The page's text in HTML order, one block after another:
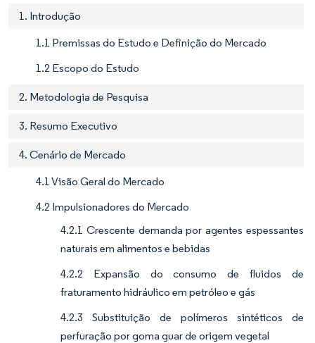
1. Introdução
1.1 Premissas do Estudo e Definição do Mercado
1.2 Escopo do Estudo
2. Metodologia de Pesquisa
3. Resumo Executivo
4. Cenário de Mercado
4.1 Visão Geral do Mercado
4.2 Impulsionadores do Mercado
4.2.1 Crescente demanda por agentes espessantes
naturais em alimentos e bebidas
4.2.2 Expansão do consumo de fluidos de
fraturamento hidráulico em petróleo e gás
4.2.3 Substituição de polímeros sintéticos de
perfuração por goma guar de origem vegetal